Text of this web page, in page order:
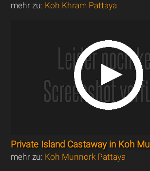
mehr zu: Koh Khram Pattaya
Private Island Castaway in Koh
mehr zu: Koh Munnork Pattaya